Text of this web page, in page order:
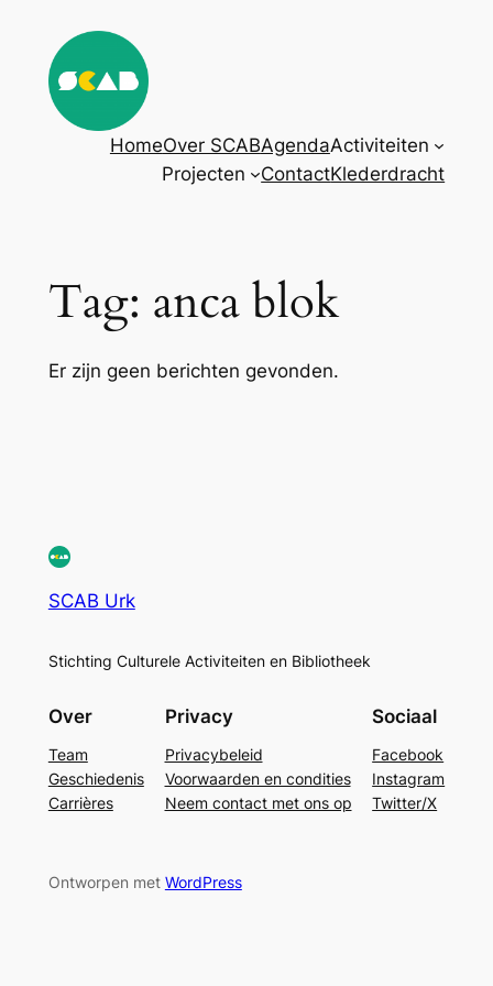
inhoud
HomeOver SCABAgendaActiviteiten
Projecten
ContactKlederdracht
Tag: anca blok
Er zijn geen berichten gevonden.
SCAB Urk
Stichting Culturele Activiteiten en Bibliotheek
Over
Team
Geschiedenis
Carrières
Privacy
Privacybeleid
Voorwaarden en condities
Neem contact met ons op
Sociaal
Facebook
Instagram
Twitter/X
Ontworpen met WordPress